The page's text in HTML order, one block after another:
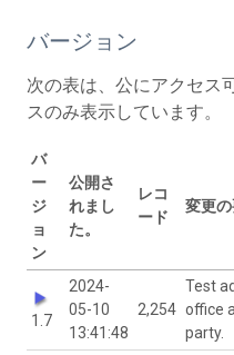
バージョン
次の表は、公にアクセス
スのみ表示しています。
バ
ー
ジ
ョ
ン
公開さ
れまし
た。
レコ
ード
変更
1.7
2024-
05-10
13:41:48
2,254
Test
office
party.